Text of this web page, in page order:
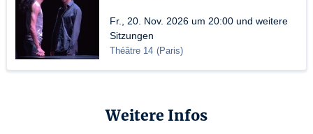
Fr., 20. Nov. 2026 um 20:00 und weitere
Sitzungen
Théâtre 14 (Paris)
Weitere Infos